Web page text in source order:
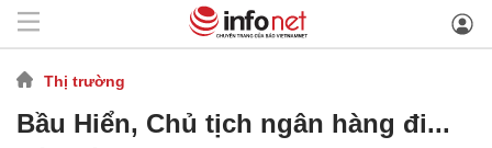
Thị trường
Bầu Hiển, Chủ tịch ngân hàng đi...